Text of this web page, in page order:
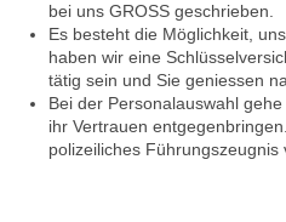
bei uns GROSS geschrieben.
Es besteht die Möglichkeit,
haben wir eine
tätig sein und Sie geniessen
Bei der Personalauswahl
ihr Vertrauen
polizeiliches Führungszeugnis